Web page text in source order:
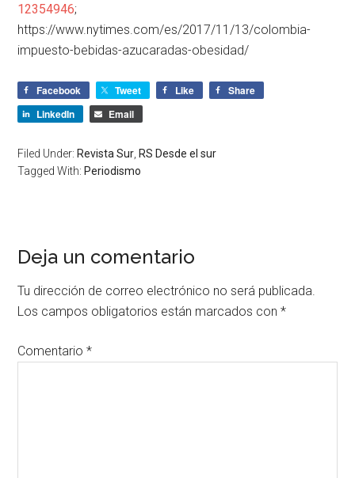
12354946;
https://www.nytimes.com/es/2017/11/13/colombia-
impuesto-bebidas-azucaradas-obesidad/
Facebook Tweet Like
Share
LinkedIn
Email
Filed Under: Revista Sur RS Desde el sur
Tagged With: Periodismo
Deja un comentario
Tu dirección de correo electrónico no será publicada.
Los campos obligatorios están marcados con*
Comentario*